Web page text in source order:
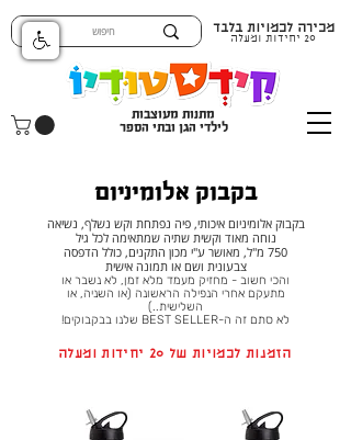
מתנות מעוצבות
לילדי הגן ובתי הספר
מכירה לכמויות בלבד
20 יחידות ומעלה
בקבוק אלומיניום
בקבוק אלומיניום איכותי, פיה נפתחת וקש נשלף, נשיאה
נוחה מאוד וקשית שתיה שמתאימה לכל גיל
750 מ"ל, מאושר ע"י מכון התקנים, כולל הדפסה
צבעונית ושם או תמונה אישית
והכי חשוב - מחזיק מעמד מלא זמן, לא נשבר או
מתעקם אחרי הנפילה הראשונה (או השניה, או
השלישית..)
לא סתם זה ה-BEST SELLER שלנו בבקבוקים!
הזמנות לכמויות של 20 יחידות ומעלה